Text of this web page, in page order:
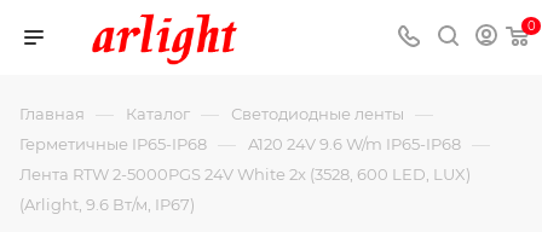
0
Главная — Каталог — Светодиодные ленты —
Герметичные IP65-IP68 — A120 24V 9.6 W/m IP65-IP68 —
Лента RTW 2-5000PGS 24V White 2x (3528, 600 LED, LUX)
(Arlight, 9.6 Вт/м, IP67)